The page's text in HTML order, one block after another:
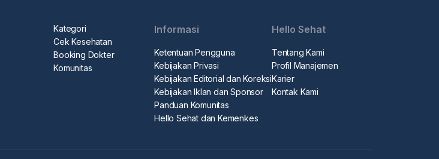
Kategori
Cek Kesehatan
Booking Dokter
Komunitas
Informasi
Ketentuan Pengguna
Kebijakan Privasi
Kebijakan Editorial dan Koreksi
Kebijakan Iklan dan Sponsor
Panduan Komunitas
Hello Sehat dan Kemenkes
Hello Sehat
Tentang Kami
Profil Manajemen
Karier
Kontak Kami